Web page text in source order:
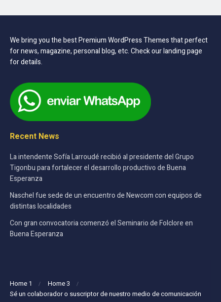
We bring you the best Premium WordPress Themes that perfect
for news, magazine, personal blog, etc. Check our landing page
for details.
Recent News
La intendente Sofía Larroudé recibió al presidente del Grupo
Tigonbu para fortalecer el desarrollo productivo de Buena
Esperanza
Naschel fue sede de un encuentro de Newcom con equipos de
distintas localidades
Con gran convocatoria comenzó el Seminario de Folclore en
Buena Esperanza
Home 1
Home 3
Sé un colaborador o suscriptor de nuestro medio de comunicación